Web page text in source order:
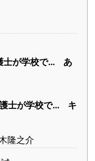
士が学校で… あ
士が学校で… キ
隆之介